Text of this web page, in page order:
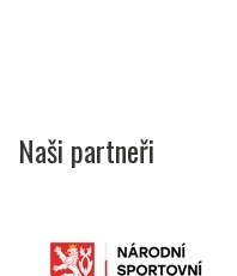
Naši partneři